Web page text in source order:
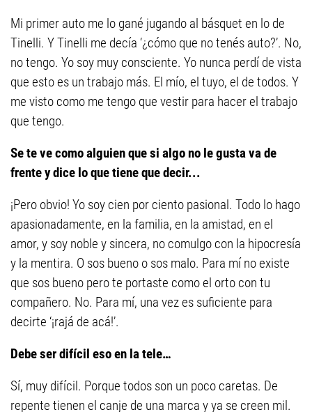
Mi primer auto me lo gané jugando al básquet en lo de
Tinelli. Y Tinelli me decía ‘¿cómo que no tenés auto?’. No,
no tengo. Yo soy muy consciente. Yo nunca perdí de vista
que esto es un trabajo más. El mío, el tuyo, el de todos. Y
me visto como me tengo que vestir para hacer el trabajo
que tengo.
Se te ve como alguien que si algo no le gusta va de
frente y dice lo que tiene que decir...
¡Pero obvio! Yo soy cien por ciento pasional. Todo lo hago
apasionadamente, en la familia, en la amistad, en el
amor, y soy noble y sincera, no comulgo con la hipocresía
y la mentira. O sos bueno o sos malo. Para mí no existe
que sos bueno pero te portaste como el orto con tu
compañero. No. Para mí, una vez es suficiente para
decirte ‘¡rajá de acá!’.
Debe ser difícil eso en la tele…
Sí, muy difícil. Porque todos son un poco caretas. De
repente tienen el canje de una marca y ya se creen mil.